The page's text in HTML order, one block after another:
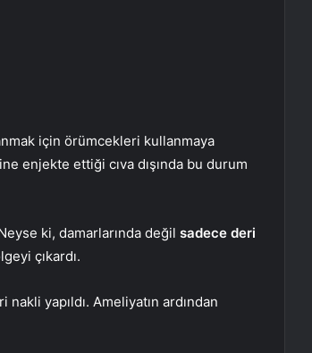
için örümcekleri kullanmaya
enjekte ettiği cıva dışında bu durum
ki, damarlarında değil sadece deri
çıkardı.
nakli yapıldı. Ameliyatın ardından